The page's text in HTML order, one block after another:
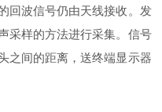
回波信号仍由天线接收。发
采样的方法进行采集。信号
之间的距离，送终端显示器